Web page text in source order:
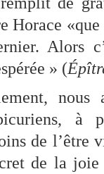
Horace
Alors
» (
nous
à
de
de la